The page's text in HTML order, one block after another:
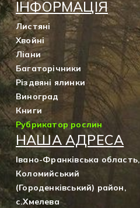
ІНФОРМАЦІЯ
Листяні
Хвойні
Ліани
Багаторічники
Різдвяні ялинки
Виноград
Книги
Рубрикатор рослин
НАША АДРЕСА
Івано-Франківська область,
Коломийський
(Городенківський) район,
с.Хмелева